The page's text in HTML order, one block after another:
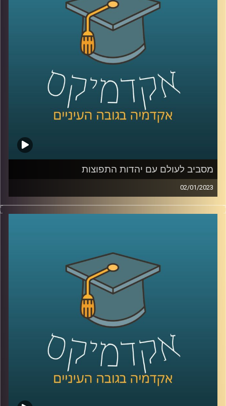
AudioVersity
מסביב לעולם עם יהדות התפוצות
02/01/2023
הקשר בין מדינת ישראל ליהדות התפוצות הוא קשר חזק וארוך
שנים. מר יהונתן דייויס, ראש בית הספר הבינלאומי
AudioVersity